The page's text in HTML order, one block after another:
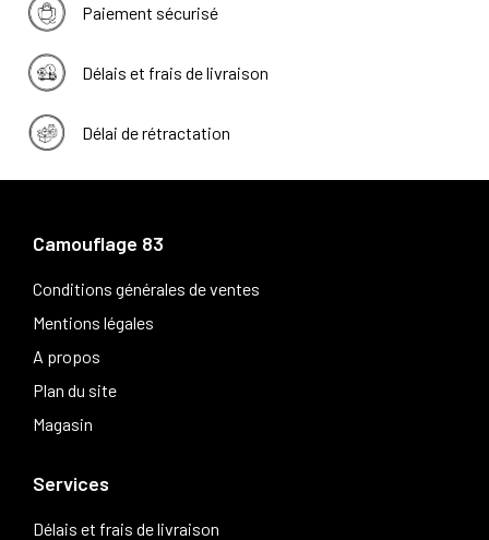
Paiement sécurisé
Délais et frais de livraison
Délai de rétractation
Camouflage 83
Conditions générales de ventes
Mentions légales
A propos
Plan du site
Magasin
Services
Délais et frais de livraison